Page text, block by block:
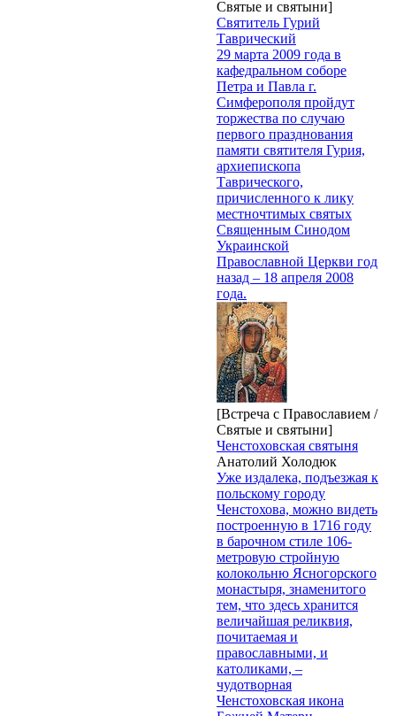
Святые и святыни]
Святитель Гурий
Таврический
29 марта 2009 года в
кафедральном соборе
Петра и Павла г.
Симферополя пройдут
торжества по случаю
первого празднования
памяти святителя Гурия,
архиепископа
Таврического,
причисленного к лику
местночтимых святых
Священным Синодом
Украинской
Православной Церкви год
назад – 18 апреля 2008
года.
[Встреча с Православием /
Святые и святыни]
Ченстоховская святыня
Анатолий Холодюк
Уже издалека, подъезжая к
польскому городу
Ченстохова, можно видеть
построенную в 1716 году
в барочном стиле 106-
метровую стройную
колокольню Ясногорского
монастыря, знаменитого
тем, что здесь хранится
величайшая реликвия,
почитаемая и
православными, и
католиками, –
чудотворная
Ченстоховская икона